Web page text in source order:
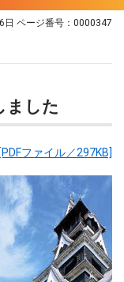
日 ページ番号：0000347
ました
ファイル／297KB]